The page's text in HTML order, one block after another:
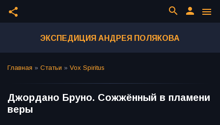
share menu
person
search
ЭКСПЕДИЦИЯ АНДРЕЯ ПОЛЯКОВА
Главная » Статьи » Vox Spiritus
Джордано Бруно. Сожжённый в пламени
веры